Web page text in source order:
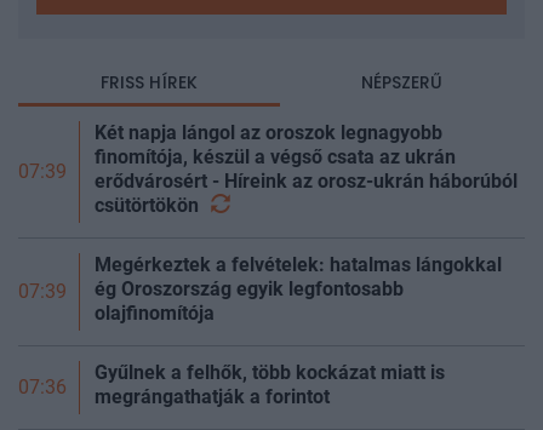
FRISS HÍREK NÉPSZERŰ
07:39
Két napja lángol az oroszok legnagyobb
finomítója, készül a végső csata az ukrán
erődvárosért - Híreink az orosz-ukrán háborúból
csütörtökön
07:39
Megérkeztek a felvételek: hatalmas lángokkal
ég Oroszország egyik legfontosabb
olajfinomítója
07:36
Gyűlnek a felhők, több kockázat miatt is
megrángathatják a forintot